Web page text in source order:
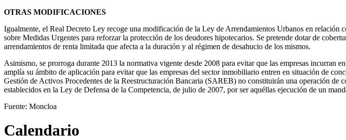
OTRAS MODIFICACIONES
Igualmente, el Real Decreto Ley recoge una modificación de la Ley de Arrendamientos Urbanos en relación
sobre Medidas Urgentes para reforzar la protección de los deudores hipotecarios. Se pretende dotar de
arrendamientos de renta limitada que afecta a la duración y al régimen de desahucio de los mismos.
Asimismo, se prorroga durante 2013 la normativa vigente desde 2008 para evitar que las empresas incurran
amplía su ámbito de aplicación para evitar que las empresas del sector inmobiliario entren en situación de
Gestión de Activos Procedentes de la Reestructuración Bancaria (SAREB) no constituirán una operación de
establecidos en la Ley de Defensa de la Competencia, de julio de 2007, por ser aquéllas ejecución de un
Fuente: Moncloa
Calendario